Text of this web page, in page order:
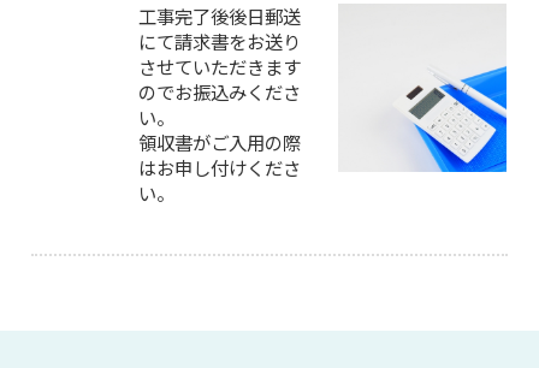
工事完了後後日郵送
にて請求書をお送り
させていただきます
のでお振込みくださ
い。
領収書がご入用の際
はお申し付けくださ
い。